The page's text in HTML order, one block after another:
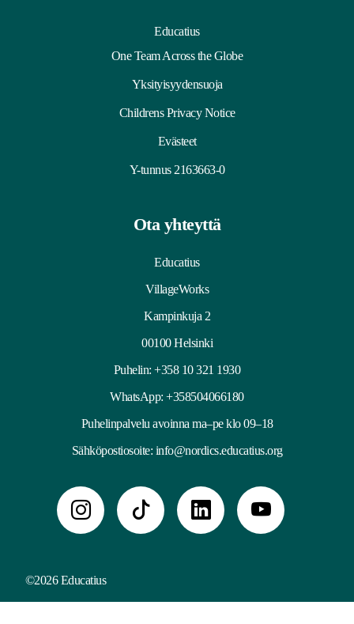
Educatius
One Team Across the Globe
Yksityisyydensuoja
Childrens Privacy Notice
Evästeet
Y-tunnus 2163663-0
Ota yhteyttä
Educatius
VillageWorks
Kampinkuja 2
00100 Helsinki
Puhelin:+358 10 321 1930
WhatsApp: +358504066180
Puhelinpalvelu avoinna ma–pe klo 09–18
Sähköpostiosoite: info@nordics.educatius.org
©2026 Educatius